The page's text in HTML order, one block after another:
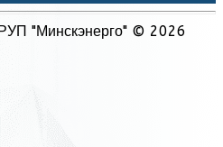
"Минскэнерго" © 2026